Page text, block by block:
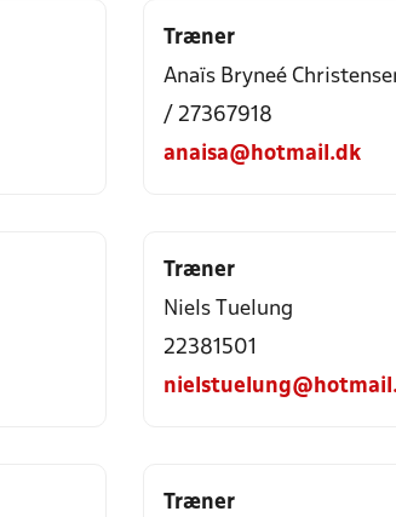
Træner
Anaïs Bryneé
/ 27367918
anaisa@hotmail.dk
Træner
Niels Tuelung
22381501
Træner